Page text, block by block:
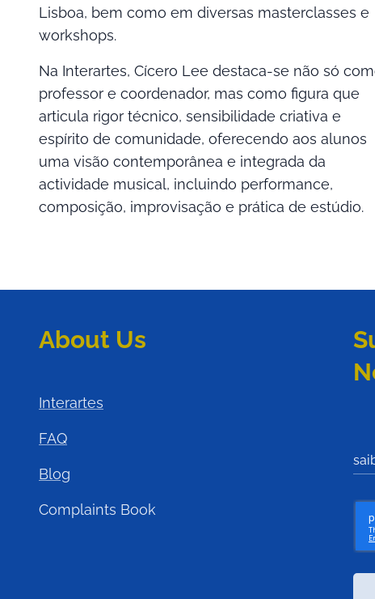
Lisboa, bem como em diversas masterclasses e
workshops.
Na Interartes, Cícero Lee destaca-se não só
professor e coordenador, mas como figura que
articula rigor técnico, sensibilidade criativa e
espírito de comunidade, oferecendo aos alunos
uma visão contemporânea e integrada da
actividade musical, incluindo performance,
composição, improvisação e prática de estúdio.
About Us
Interartes
FAQ
Blog
Complaints Book